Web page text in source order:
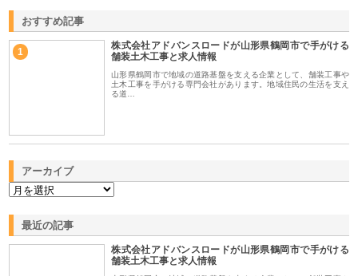
おすすめ記事
1
株式会社アドバンスロードが山形県鶴岡市で手がける
舗装土木工事と求人情報
山形県鶴岡市で地域の道路基盤を支える企業として、舗装工事や
土木工事を手がける専門会社があります。地域住民の生活を支え
る道…
アーカイブ
最近の記事
株式会社アドバンスロードが山形県鶴岡市で手がける
舗装土木工事と求人情報